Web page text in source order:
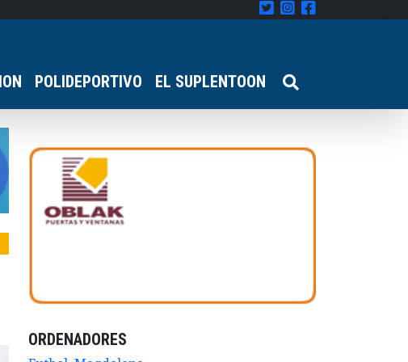
POLIDEPORTIVO EL SUPLENTOON
ORDENADORES